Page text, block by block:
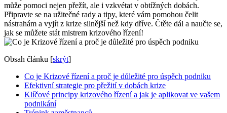
může pomoci nejen přežít, ale i vzkvétat v obtížných dobách.
Připravte se na užitečné rady a tipy, které vám pomohou čelit
nástrahám a vyjít z krize silnější než kdy dříve. Čtěte dál a naučte se,
jak se můžete stát mistrem krizového řízení!
Obsah článku [skrýt]
Co je Krizové řízení a proč je důležité pro úspěch podniku
Efektivní strategie pro přežití v dobách krize
Klíčové principy krizového řízení a jak je aplikovat ve vašem
podnikání